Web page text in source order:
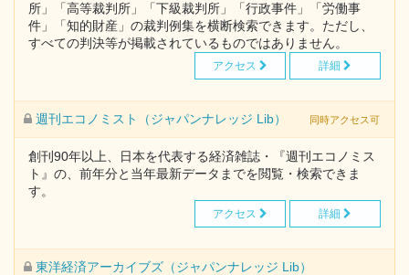
所」「高等裁判所」「下級裁判所」「行政事件」「労働事
件」「知的財産」の裁判例集を横断検索できます。ただし、
すべての判決等が掲載されているものではありません。
アクセス 詳細
週刊エコノミスト（ジャパンナレッジ Lib） 同時アクセス可
創刊90年以上、日本を代表する経済雑誌・『週刊エコノミス
ト』の、前年分と当年最新データまでを閲覧・検索できま
す。
アクセス 詳細
東洋経済アーカイブズ（ジャパンナレッジ Lib）